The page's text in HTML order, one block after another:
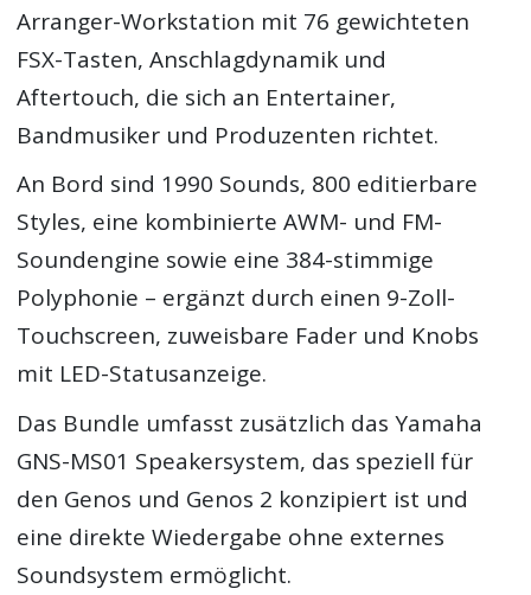
Arranger-Workstation mit 76 gewichteten
FSX-Tasten, Anschlagdynamik und
Aftertouch, die sich an Entertainer,
Bandmusiker und Produzenten richtet.
An Bord sind 1990 Sounds, 800 editierbare
Styles, eine kombinierte AWM- und FM-
Soundengine sowie eine 384-stimmige
Polyphonie – ergänzt durch einen 9-Zoll-
Touchscreen, zuweisbare Fader und Knobs
mit LED-Statusanzeige.
Das Bundle umfasst zusätzlich das Yamaha
GNS-MS01 Speakersystem, das speziell für
den Genos und Genos 2 konzipiert ist und
eine direkte Wiedergabe ohne externes
Soundsystem ermöglicht.